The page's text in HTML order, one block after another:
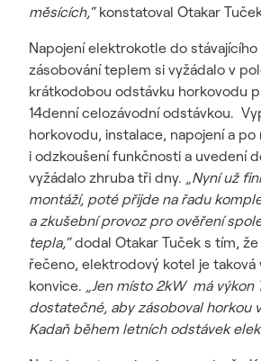
měsících,“konstatoval Otakar
Napojení elektrokotle do
zásobování teplem si vyžádalo v
krátkodobou odstávku horkovodu
14denní celozávodní odstávkou.
horkovodu, instalace, napojení a po
i odzkoušení funkčnosti a uvedení
vyžádalo zhruba tři dny. „Nyní už
montáží, poté přijde na řadu
a zkušební provoz pro ověření
tepla,“dodal Otakar Tuček s tím,
řečeno, elektrodový kotel je taková
konvice. „Jen místo 2kW má výkon
dostatečné, aby zásoboval horkou
Kadaň během letních odstávek